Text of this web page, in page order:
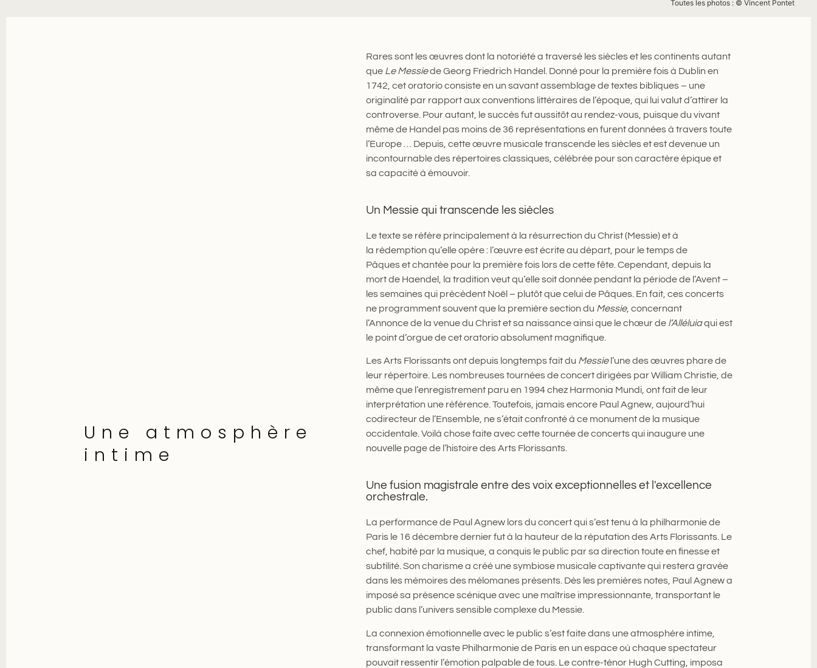
Toutes les photos : © Vincent Pontet
Une atmosphère
intime
Rares sont les œuvres dont la notoriété a traversé les siècles et les continents autant
que Le Messiede Georg Friedrich Handel. Donné pour la première fois à Dublin en
1742, cet oratorio consiste en un savant assemblage de textes bibliques – une
originalité par rapport aux conventions littéraires de l’époque, qui lui valut d’attirer la
controverse. Pour autant, le succès fut aussitôt au rendez-vous, puisque du vivant
même de Handel pas moins de 36 représentations en furent données à travers toute
l’Europe … Depuis, cette œuvre musicale transcende les siècles et est devenue un
incontournable des répertoires classiques, célébrée pour son caractère épique et
sa capacité à émouvoir.
Un Messie qui transcende les siècles
Le texte se réfère principalement à la résurrection du Christ (Messie) et à
la rédemption qu’elle opère : l’œuvre est écrite au départ, pour le temps de
Pâques et chantée pour la première fois lors de cette fête. Cependant, depuis la
mort de Haendel, la tradition veut qu’elle soit donnée pendant la période de l’Avent –
les semaines qui précèdent Noël – plutôt que celui de Pâques. En fait, ces concerts
ne programment souvent que la première section du Messie, concernant
l’Annonce de la venue du Christ et sa naissance ainsi que le chœur de l’Alléluiaqui est
le point d’orgue de cet oratorio absolument magnifique.
Les Arts Florissants ont depuis longtemps fait du Messie l’une des œuvres phare de
leur répertoire. Les nombreuses tournées de concert dirigées par William Christie, de
même que l’enregistrement paru en 1994 chez Harmonia Mundi, ont fait de leur
interprétation une référence. Toutefois, jamais encore Paul Agnew, aujourd’hui
codirecteur de l’Ensemble, ne s’était confronté à ce monument de la musique
occidentale. Voilà chose faite avec cette tournée de concerts qui inaugure une
nouvelle page de l’histoire des Arts Florissants.
Une fusion magistrale entre des voix exceptionnelles et l'excellence
orchestrale.
La performance de Paul Agnew lors du concert qui s’est tenu à la philharmonie de
Paris le 16 décembre dernier fut à la hauteur de la réputation des Arts Florissants. Le
chef, habité par la musique, a conquis le public par sa direction toute en finesse et
subtilité. Son charisme a créé une symbiose musicale captivante qui restera gravée
dans les mémoires des mélomanes présents. Dès les premières notes, Paul Agnew a
imposé sa présence scénique avec une maîtrise impressionnante, transportant le
public dans l’univers sensible complexe du Messie.
La connexion émotionnelle avec le public s’est faite dans une atmosphère intime,
transformant la vaste Philharmonie de Paris en un espace où chaque spectateur
pouvait ressentir l’émotion palpable de tous. Le contre-ténor Hugh Cutting, imposa